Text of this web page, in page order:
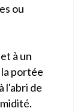
ou
à un
la portée
l'abri de